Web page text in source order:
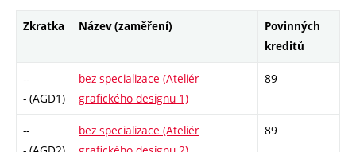
Zkratka Název (zaměření)
Povinných
kreditů
--
- (AGD1)
bez specializace (Ateliér
grafického designu 1)
89
--
bez specializace (Ateliér
89